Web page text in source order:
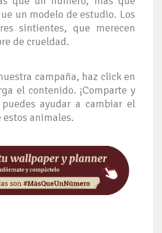
un modelo de estudio. Los
sintientes, que merecen
de crueldad.
campaña, haz click en
el contenido. ¡Comparte y
ayudar a cambiar el
estos animales.